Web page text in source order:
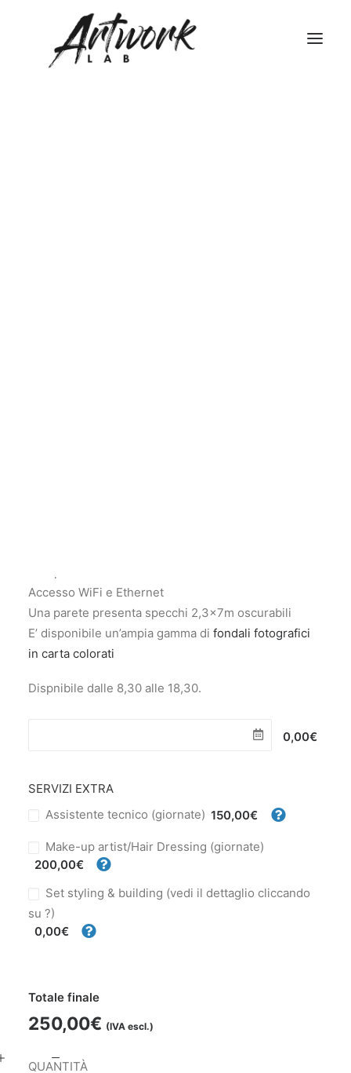
Accesso WiFi e Ethernet
Una parete presenta specchi 2,3x7m oscurabili
E’ disponibile un’ampia gamma di fondali fotografici
in carta colorati
Dispnibile dalle 8,30 alle 18,30.
0,00€
SERVIZI EXTRA
Assistente tecnico (giornate) 150,00€
Make-up artist/Hair Dressing (giornate)
200,00€
Set styling & building (vedi il dettaglio cliccando
su ?)
0,00€
Totale finale
250,00€ (IVA escl.)
Sala